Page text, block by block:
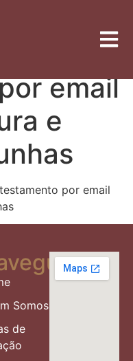
nega
email
e
por email
Somos
de